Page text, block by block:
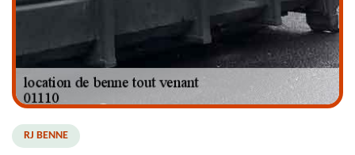
RJ BENNE